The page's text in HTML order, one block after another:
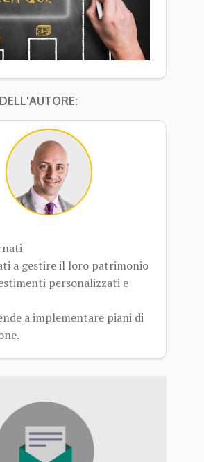
a gestire il loro patrimonio
personalizzati e
a implementare piani di